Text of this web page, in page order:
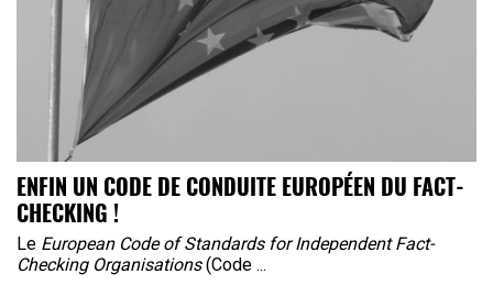
ENFIN UN CODE DE CONDUITE EUROPÉEN DU FACT-
CHECKING !
Le European Code of Standards for Independent Fact-
Checking Organisations (Code ...